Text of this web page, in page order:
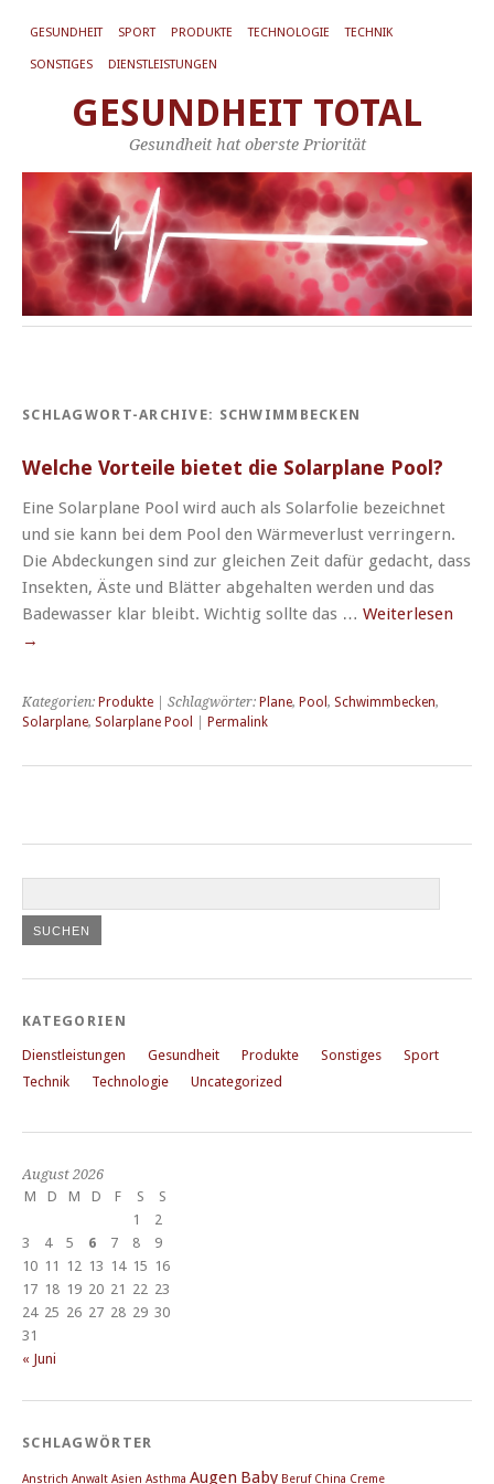
GESUNDHEIT SPORT PRODUKTE TECHNOLOGIE TECHNIK
SONSTIGES DIENSTLEISTUNGEN
GESUNDHEIT TOTAL
Gesundheit hat oberste Priorität
SCHLAGWORT-ARCHIVE: SCHWIMMBECKEN
Welche Vorteile bietet die Solarplane Pool?
Eine Solarplane Pool wird auch als Solarfolie bezeichnet
und sie kann bei dem Pool den Wärmeverlust verringern.
Die Abdeckungen sind zur gleichen Zeit dafür gedacht, dass
Insekten, Äste und Blätter abgehalten werden und das
Badewasser klar bleibt. Wichtig sollte das … Weiterlesen
→
Kategorien: Produkte | Schlagwörter: Plane, Pool , Schwimmbecken,
Solarplane, Solarplane Pool Permalink
KATEGORIEN
Dienstleistungen Gesundheit Produkte Sonstiges
Sport
Technik
Technologie Uncategorized
August 2026
M
D M D F S
S
1
2
3
4 5 6 7 8
9
10 11 12 13 14 15 16
17 18 19 20 21 22 23
24 25 26 27 28 29 30
31
« Juni
SCHLAGWÖRTER
Anstrich Anwalt Asien Asthma Augen Baby Beruf China Creme